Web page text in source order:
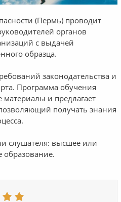
(Пермь) проводит
органов
с выдачей
образца.
законодательства и
Программа обучения
и предлагает
получать знания
слушателя: высшее или
образование.